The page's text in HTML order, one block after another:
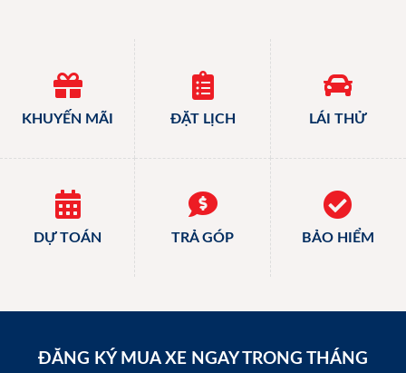
KHUYẾN MÃI ĐẶT LỊCH LÁI THỬ
DỰ TOÁN TRẢ GÓP BẢO HIỂM
ĐĂNG KÝ MUA XE NGAY TRONG THÁNG